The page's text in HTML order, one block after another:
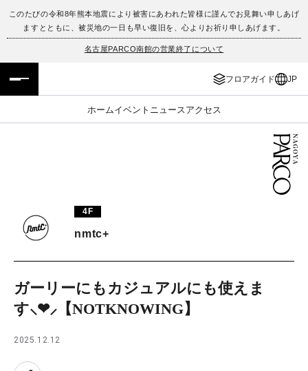
このたびの令和8年熊本地震により被害にあわれた皆様に謹んでお見舞い申しあげ
ますとともに、被災地の一日も早い復旧を、心よりお祈り申しあげます。
名古屋PARCO南館の営業終了について
フロアガイド JP
ホームイベント ニュース アクセス
フロアガイド
イベント・ポップアップ
TAX FREE
JP
ENGLISH
4F
nmtc+
ガーリーにもカジュアルにも使えま
す⸜❤︎⸝【NOTKNOWING】
2025.12.12